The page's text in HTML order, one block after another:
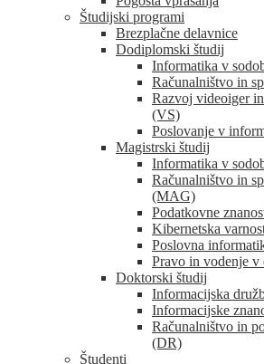
Študijski programi
Brezplačne delavnice
Dodiplomski študij
Informatika v
Računalništvo in
Razvoj videoiger
(VS)
Poslovanje v
Magistrski študij
Informatika v
Računalništvo in
(MAG)
Podatkovne
Kibernetska
Poslovna
Pravo in vodenje
Doktorski študij
Informacijska
Informacijske
Računalništvo in
(DR)
Študenti